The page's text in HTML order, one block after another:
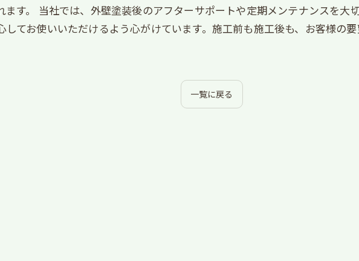
ます。 当社では、外壁塗装後のアフターサポートや定期メンテナンスを大
してお使いいただけるよう心がけています。施工前も施工後も、お客様の
一覧に戻る